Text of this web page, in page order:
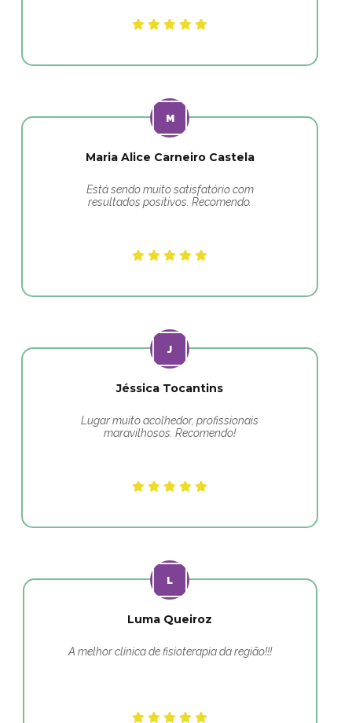
Maria Alice Carneiro Castela
Está sendo muito satisfatório com
resultados positivos. Recomendo.
Jéssica Tocantins
Lugar muito acolhedor, profissionais
maravilhosos. Recomendo!
Luma Queiroz
A melhor clínica de fisioterapia da região!!!